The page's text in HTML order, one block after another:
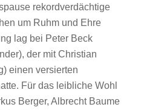
rekordverdächtige
um Ruhm und Ehre
lag bei Peter Beck
der mit Christian
einen versierten
Für das leibliche Wohl
Berger, Albrecht Baume